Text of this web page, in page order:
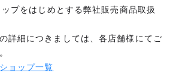
プをはじめとする弊社販売商品取扱
詳細につきましては、各店舗様にてご
ョップ一覧